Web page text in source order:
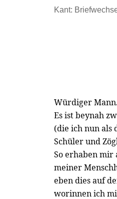
Kant:
Würdiger Mann.
Es ist beynah
(die ich nun als
Schüler und
So erhaben mir
meiner
eben dies auf
worinnen ich